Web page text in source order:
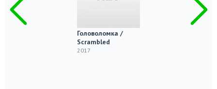
Головоломка /
Scrambled
2017